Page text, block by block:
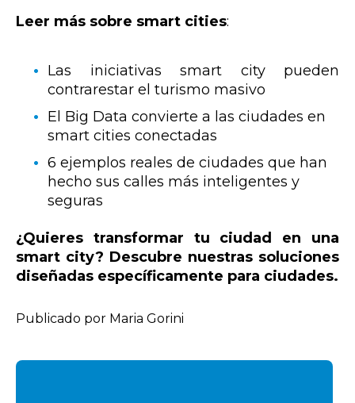
Leer más sobre smart cities:
Las iniciativas smart city pueden
contrarestar el turismo masivo
El Big Data convierte a las ciudades en
smart cities conectadas
6 ejemplos reales de ciudades que han
hecho sus calles más inteligentes y
seguras
¿Quieres transformar tu ciudad en una
smart city? Descubre nuestras soluciones
diseñadas específicamente para ciudades.
Publicado por Maria Gorini